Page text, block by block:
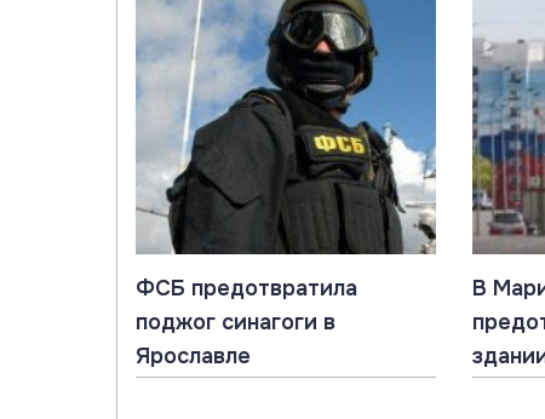
ФСБ предотвратила
поджог синагоги в
Ярославле
В